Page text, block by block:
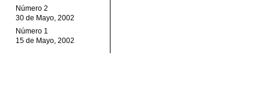
Número 2
30 de Mayo, 2002
Número 1
15 de Mayo, 2002